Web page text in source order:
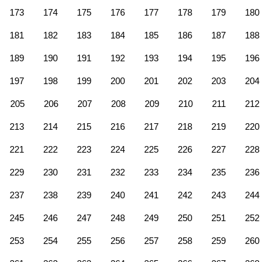
173 174 175 176 177 178 179 180
181 182 183 184 185 186 187 188
189 190 191 192 193 194 195 196
197 198 199 200 201 202 203 204
205 206 207 208 209 210 211 212
213 214 215 216 217 218 219 220
221 222 223 224 225 226 227 228
229 230 231 232 233 234 235 236
237 238 239 240 241 242 243 244
245 246 247 248 249 250 251 252
253 254 255 256 257 258 259 260